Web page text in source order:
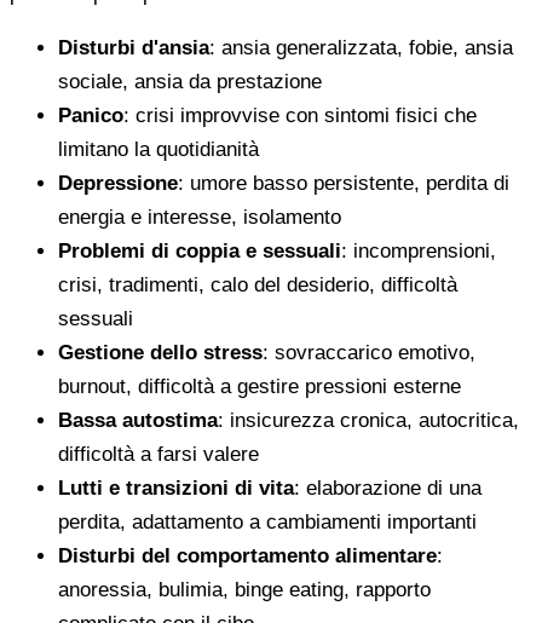
Disturbi d'ansia: ansia generalizzata, fobie, ansia
sociale, ansia da prestazione
Panico: crisi improvvise con sintomi fisici che
limitano la quotidianità
Depressione: umore basso persistente, perdita di
energia e interesse, isolamento
Problemi di coppia e sessuali: incomprensioni,
crisi, tradimenti, calo del desiderio, difficoltà
sessuali
Gestione dello stress: sovraccarico emotivo,
burnout, difficoltà a gestire pressioni esterne
Bassa autostima: insicurezza cronica, autocritica,
difficoltà a farsi valere
Lutti e transizioni di vita: elaborazione di una
perdita, adattamento a cambiamenti importanti
Disturbi del comportamento alimentare:
anoressia, bulimia, binge eating, rapporto